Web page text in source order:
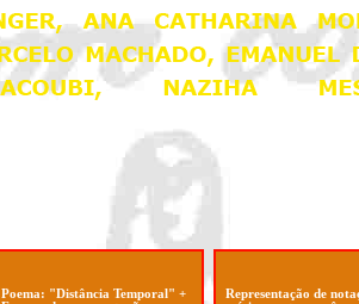
Poema: "Distância Temporal" +
Representação de